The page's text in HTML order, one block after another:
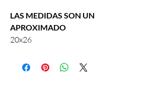
LAS MEDIDAS SON UN
APROXIMADO
20x26